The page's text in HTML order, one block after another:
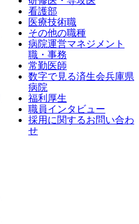
看護部
医療技術職
その他の職種
病院運営マネジメント
職・事務
常勤医師
数字で見る済生会兵庫県
病院
福利厚生
職員インタビュー
採用に関するお問い合わ
せ